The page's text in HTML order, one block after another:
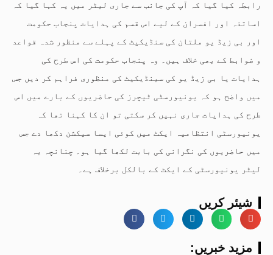
رابطہ کیا گیا کہ آپ کی جانب سے جاری لیٹر میں یہ کہا گیا کہ
اساتذہ اور افسران کے لیے اس قسم کی ہدایات پنجاب حکومت
اور بی زیڈ یو ملتان کی سنڈیکیٹ کے پہلے سے منظور شدہ قواعد
و ضوابط کے بھی خلاف ہیں۔ وہ پنجاب حکومت کی اس طرح کی
ہدایات یا بی زیڈ یو کی سینڈیکیٹ کی منظوری فراہم کر دیں جس
میں واضح ہو کہ یونیورسٹی ٹیچرز کی حاضریوں کے بارے میں اس
طرح کی ہدایات جاری نہیں کر سکتی تو ان کا کہنا تھا کہ
یونیورسٹی انتظامیہ ایکٹ میں کوئی ایسا سیکشن دکھا دے جس
میں حاضریوں کی نگرانی کی بابت لکھا گیا ہو۔ چنانچہ یہ
لیٹر یونیورسٹی کے ایکٹ کے بالکل برخلاف ہے۔
شیئر کریں
:مزید خبریں